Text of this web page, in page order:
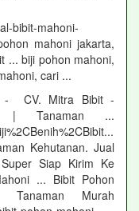
bibit-mahoni-
mahoni jakarta,
... biji pohon mahoni,
cari ...
- CV. Mitra Bibit -
| Tanaman ...
Kehutanan. Jual
Siap Kirim Ke
... Bibit Pohon
Murah